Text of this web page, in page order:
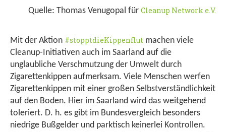
Quelle: Thomas Venugopal für Cleanup Network e.V.
Mit der Aktion #stopptdieKippenflut machen viele
Cleanup-Initiativen auch im Saarland auf die
unglaubliche Verschmutzung der Umwelt durch
Zigarettenkippen aufmerksam. Viele Menschen werfen
Zigarettenkippen mit einer großen Selbstverständlichkeit
auf den Boden. Hier im Saarland wird das weitgehend
toleriert. D. h. es gibt im Bundesvergleich besonders
niedrige Bußgelder und parktisch keinerlei Kontrollen.